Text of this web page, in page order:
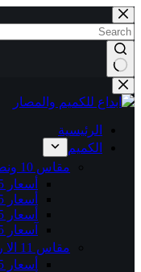
التجاوز
إلى
المحتوى
توجد
الرئيسية
الكميم
مقاس 10 ونصف
أسعار 25
أسعار 35
أسعار 45
آسعار 55
مقاس 11 الا ربع
أسعار 25